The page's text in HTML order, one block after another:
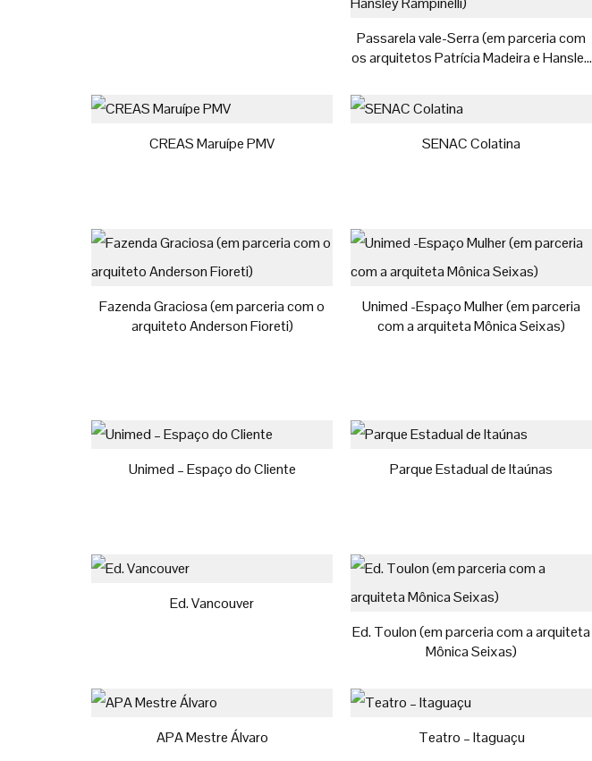
Passarela vale-Serra (em parceria com
os arquitetos Patrícia Madeira e Hansley
CREAS Maruípe PMV SENAC Colatina
Fazenda Graciosa (em parceria com o
arquiteto Anderson Fioreti)
Unimed -Espaço Mulher (em parceria
com a arquiteta Mônica Seixas)
Unimed – Espaço do Cliente
Parque Estadual de Itaúnas
Ed. Vancouver
Ed. Toulon (em parceria com a arquiteta
Mônica Seixas)
APA Mestre Álvaro Teatro – Itaguaçu